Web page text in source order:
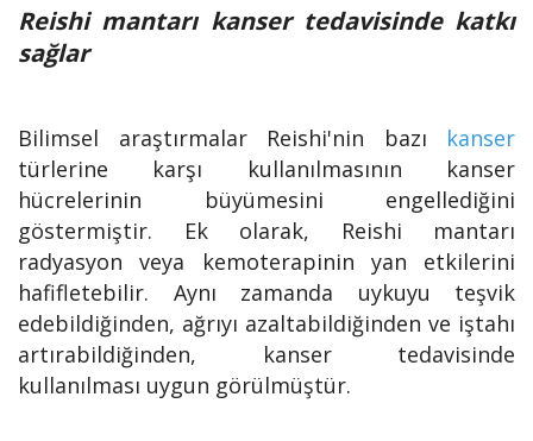
Reishi mantarı kanser tedavisinde katkı
sağlar
Bilimsel araştırmalar Reishi'nin bazı kanser
türlerine karşı kullanılmasının kanser
hücrelerinin büyümesini engellediğini
göstermiştir. Ek olarak, Reishi mantarı
radyasyon veya kemoterapinin yan etkilerini
hafifletebilir. Aynı zamanda uykuyu teşvik
edebildiğinden, ağrıyı azaltabildiğinden ve iştahı
artırabildiğinden, kanser tedavisinde
kullanılması uygun görülmüştür.